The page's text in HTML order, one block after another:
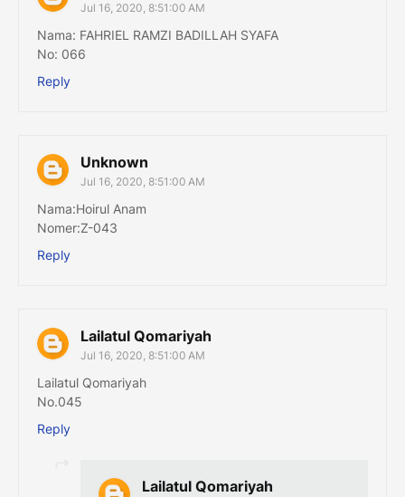
Jul 16, 2020, 8:51:00 AM
Nama: FAHRIEL RAMZI BADILLAH SYAFA
No: 066
Reply
Unknown
Jul 16, 2020, 8:51:00 AM
Nama:Hoirul Anam
Nomer:Z-043
Reply
Lailatul Qomariyah
Jul 16, 2020, 8:51:00 AM
Lailatul Qomariyah
No.045
Reply
Lailatul Qomariyah